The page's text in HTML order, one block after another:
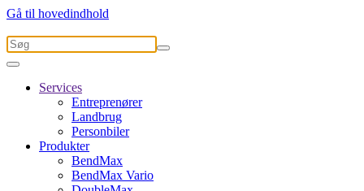
Gå til hovedindhold
Services
Entreprenører
Landbrug
Personbiler
Produkter
BendMax
BendMax Vario